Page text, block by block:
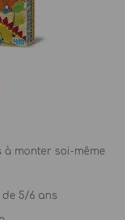
monter soi-même
5/6 ans